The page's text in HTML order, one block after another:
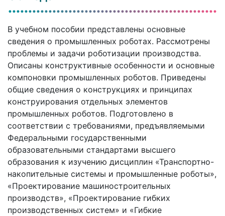
В учебном пособии представлены основные
сведения о промышленных роботах. Рассмотрены
проблемы и задачи роботизации производства.
Описаны конструктивные особенности и основные
компоновки промышленных роботов. Приведены
общие сведения о конструкциях и принципах
конструирования отдельных элементов
промышленных роботов. Подготовлено в
соответствии с требованиями, предъявляемыми
Федеральными государственными
образовательными стандартами высшего
образования к изучению дисциплин «Транспортно-
накопительные системы и промышленные роботы»,
«Проектирование машиностроительных
производств», «Проектирование гибких
производственных систем» и «Гибкие